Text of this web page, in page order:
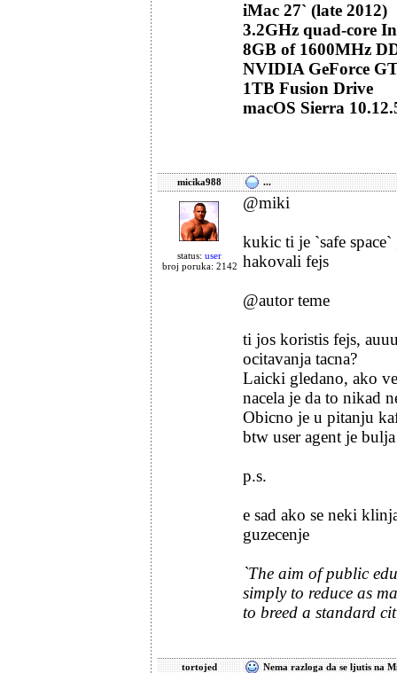
iMac 27` (late 2012)
3.2GHz quad-core
8GB of 1600MHz
NVIDIA GeForce
1TB Fusion Drive
macOS Sierra
micika988 ...
status: user
broj poruka: 2142
@miki
kukic ti je `safe
hakovali fejs
@autor teme
ti jos koristis fejs,
ocitavanja tacna?
Laicki gledano, ako
nacela je da to nikad
Obicno je u pitanju
btw user agent je
p.s.
e sad ako se neki
guzecenje
`The aim of public
simply to reduce as
to breed a standard
tortojed Nema razloga da se ljutis na